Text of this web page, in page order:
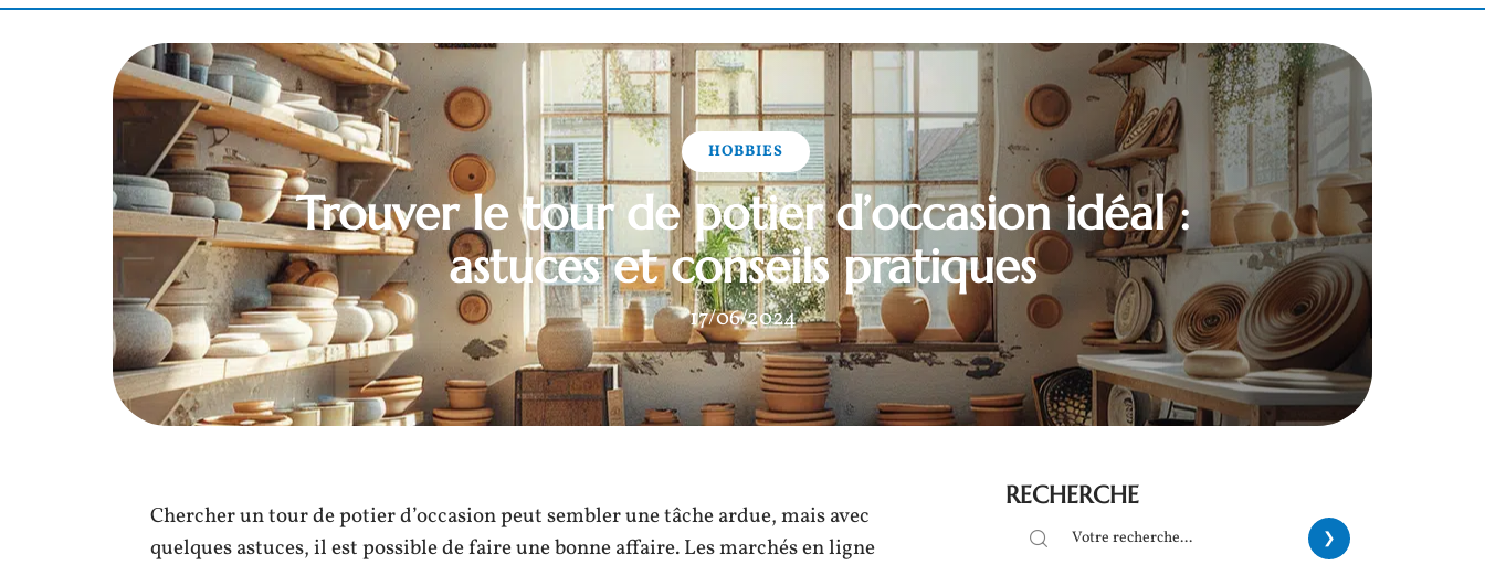
HOBBIES
Trouver le tour de potier d’occasion idéal :
astuces et conseils pratiques
17/06/2024
Chercher un tour de potier d’occasion peut sembler une tâche ardue, mais avec
quelques astuces, il est possible de faire une bonne affaire. Les marchés en ligne
RECHERCHE